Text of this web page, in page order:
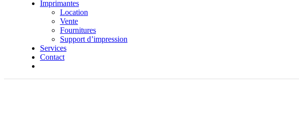
Imprimantes
Location
Vente
Fournitures
Support d’impression
Services
Contact